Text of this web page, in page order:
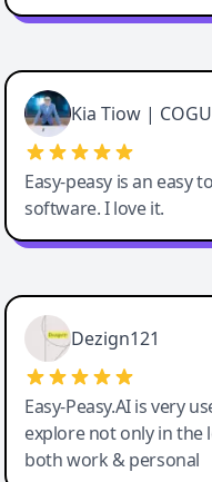
Cody Crabb
Great service, Best AI tool
Kia Tiow |
Easy-peasy is an easy
software. I love it.
Easy-Peasy AI
Dezign121
Easy-Peasy.AI is very
explore not only in the
both work & personal